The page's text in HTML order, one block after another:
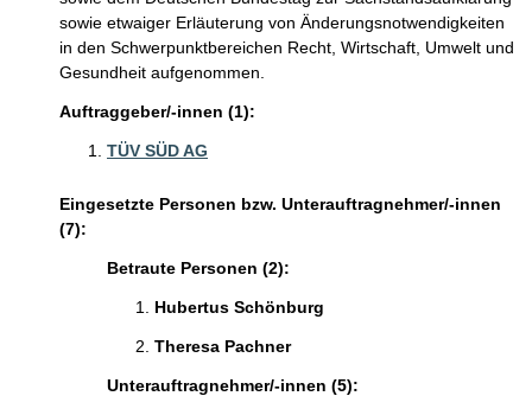
sowie etwaiger Erläuterung von Änderungsnotwendigkeiten
in den Schwerpunktbereichen Recht, Wirtschaft, Umwelt und
Gesundheit aufgenommen.
Auftraggeber/-innen (1):
TÜV SÜD AG
Eingesetzte Personen bzw. Unterauftragnehmer/-innen
(7):
Betraute Personen (2):
Hubertus Schönburg
Theresa Pachner
Unterauftragnehmer/-innen (5):